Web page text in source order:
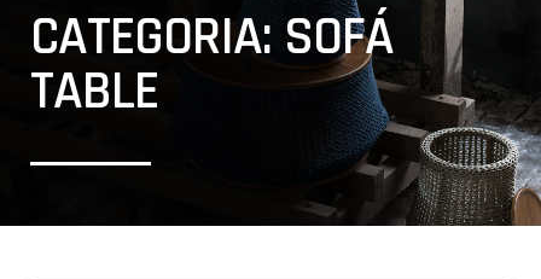
CATEGORIA: SOFÁ
TABLE